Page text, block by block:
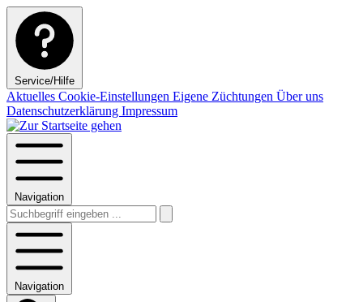
Service/Hilfe
Aktuelles Cookie-Einstellungen Eigene Züchtungen Über uns
Datenschutzerklärung Impressum
Navigation
Navigation